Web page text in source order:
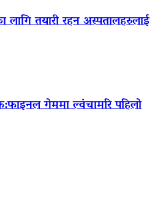
लागि तयारी रहन अस्पतालहरुलाई
गेममा ल्वंचामरि पहिलो